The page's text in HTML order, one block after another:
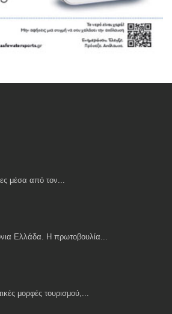
μέσα από τον...
Ελλάδα. Η πρωτοβουλία...
μορφές τουρισμού,...